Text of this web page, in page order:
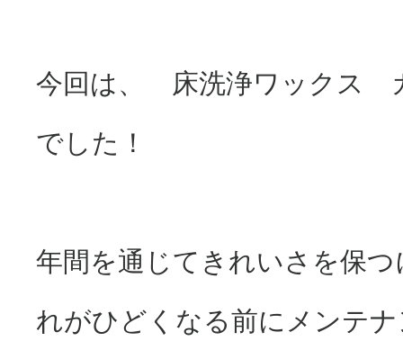
今回は、 床洗浄ワックス
でした！
年間を通じてきれいさを保
れがひどくなる前にメンテ